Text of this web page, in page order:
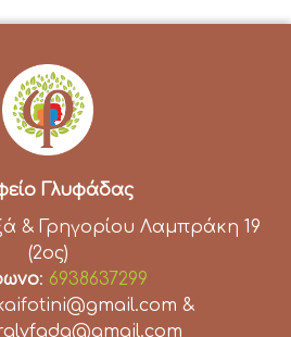
Γλυφάδας
& Γρηγορίου Λαμπράκη 19
(2ος)
: 6938637299
&